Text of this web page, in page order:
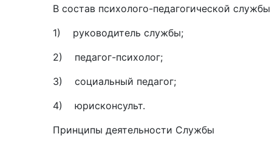
В состав психолого-педагогической
1) руководитель службы;
2) педагог-психолог;
3) социальный педагог;
4) юрисконсульт.
Принципы деятельности Службы